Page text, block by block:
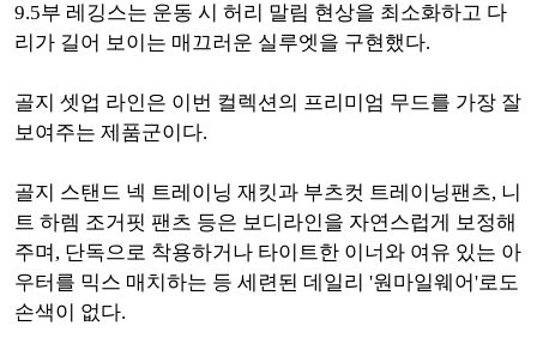
9.5부 레깅스는 운동 시 허리 말림 현상을 최소화하고 다
리가 길어 보이는 매끄러운 실루엣을 구현했다.
골지 셋업 라인은 이번 컬렉션의 프리미엄 무드를 가장 잘
보여주는 제품군이다.
골지 스탠드 넥 트레이닝 재킷과 부츠컷 트레이닝팬츠, 니
트 하렘 조거핏 팬츠 등은 보디라인을 자연스럽게 보정해
주며, 단독으로 착용하거나 타이트한 이너와 여유 있는 아
우터를 믹스 매치하는 등 세련된 데일리 '원마일웨어'로도
손색이 없다.